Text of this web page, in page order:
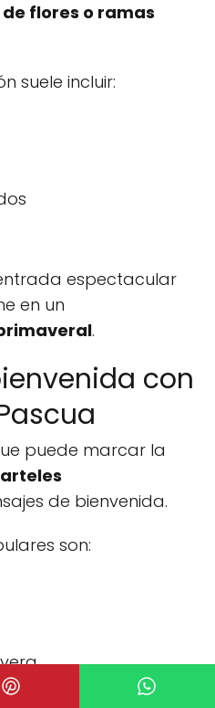
flores o ramas
suele incluir:
espectacular
en un
.
con
puede marcar la
de bienvenida.
son: